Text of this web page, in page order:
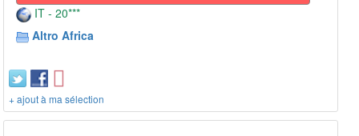
IT - 20***
Altro Africa
+ ajout à ma sélection